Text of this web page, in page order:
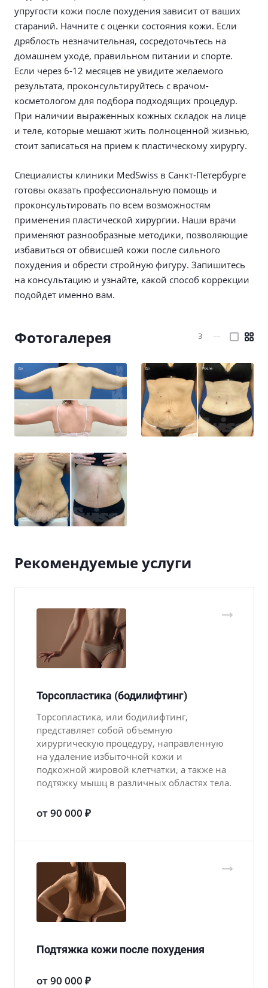
упругости кожи после похудения зависит от ваших
стараний. Начните с оценки состояния кожи. Если
дряблость незначительная, сосредоточьтесь на
домашнем уходе, правильном питании и спорте.
Если через 6-12 месяцев не увидите желаемого
результата, проконсультируйтесь с врачом-
косметологом для подбора подходящих процедур.
При наличии выраженных кожных складок на лице
и теле, которые мешают жить полноценной жизнью,
стоит записаться на прием к пластическому хирургу.
Специалисты клиники MedSwiss в Санкт-Петербурге
готовы оказать профессиональную помощь и
проконсультировать по всем возможностям
применения пластической хирургии. Наши врачи
применяют разнообразные методики, позволяющие
избавиться от обвисшей кожи после сильного
похудения и обрести стройную фигуру. Запишитесь
на консультацию и узнайте, какой способ коррекции
подойдет именно вам.
Фотогалерея 3 —
Рекомендуемые услуги
Торсопластика (бодилифтинг)
Торсопластика, или бодилифтинг,
представляет собой объемную
хирургическую процедуру, направленную
на удаление избыточной кожи и
подкожной жировой клетчатки, а также на
подтяжку мышц в различных областях тела.
от 90 000 ₽
Подтяжка кожи после похудения
от 90 000 ₽